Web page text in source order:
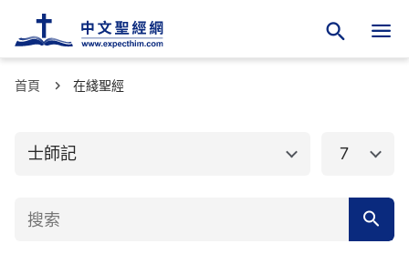
首頁 在綫聖經
士師記
舊約聖經
創世記
申命記
7